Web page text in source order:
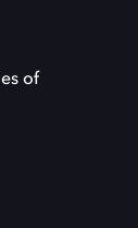
of